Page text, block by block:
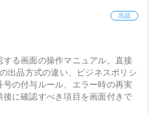
出品
する画面の操作マニュアル。直接
出品方式の違い、ビジネスポリシ
の付与ルール、エラー時の再実
に確認すべき項目を画面付きで